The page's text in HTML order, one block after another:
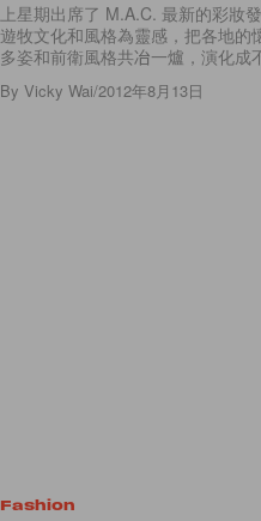
上星期出席了 M.A.C. 最新的彩妝
遊牧文化和風格為靈感，把各地的
多姿和前衛風格共冶一爐，演化成
By Vicky Wai/2012年8月13日
Fashion